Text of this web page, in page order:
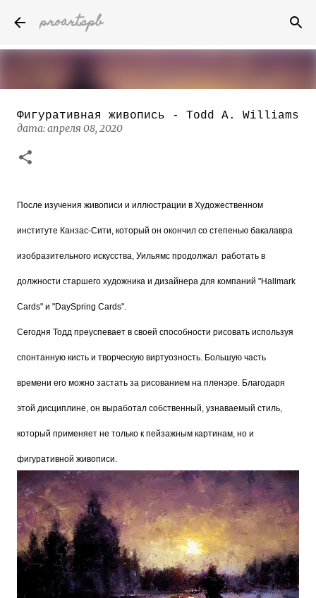
proartspb
Бумажные скульптуры канадского
художника Келвина Николса (Calvin
дата:
Фигуративная живопись - Todd A. Williams
дата:апреля 08, 2020
После изучения живописи и иллюстрации в Художественном
институте Канзас-Сити, который он окончил со степенью бакалавра
изобразительного искусства, Уильямс продолжал работать в
должности старшего художника и дизайнера для компаний "Hallmark
Cards" и "DaySpring Cards".
Сегодня Тодд преуспевает в своей способности рисовать используя
спонтанную кисть и творческую виртуозность. Большую часть
времени его можно застать за рисованием на пленэре. Благодаря
этой дисциплине, он выработал собственный, узнаваемый стиль,
который применяет не только к пейзажным картинам, но и
фигуративной живописи.